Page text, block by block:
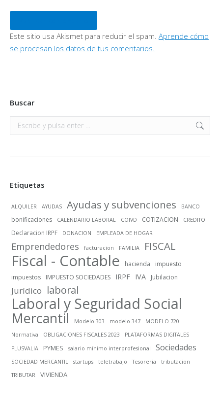
Este sitio usa Akismet para reducir el spam. Aprende cómo
se procesan los datos de tus comentarios.
Buscar
Buscar:
Etiquetas
ALQUILER AYUDAS Ayudas y subvenciones BANCO
bonificaciones CALENDARIO LABORAL COIVD COTIZACION CREDITO
Declaracion IRPF DONACION EMPLEADA DE HOGAR
Emprendedores facturacion FAMILIA FISCAL
Fiscal - Contable hacienda
impuesto
impuestos
IMPUESTO SOCIEDADES IRPF IVA Jubilacion
Jurídico laboral
Laboral y Seguridad Social
Mercantil Modelo 303 modelo 347
MODELO 720
Normativa
OBLIGACIONES FISCALES 2023
PLATAFORMAS DIGITALES
PLUSVALIA
PYMES salario mínimo interprofesional Sociedades
SOCIEDAD MERCANTIL startups teletrabajo Tesoreria
tributacion
TRIBUTAR
VIVIENDA